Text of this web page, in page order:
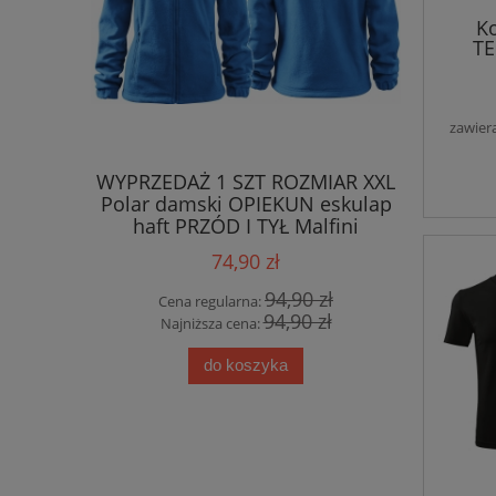
WYPRZEDAŻ 1 SZT ROZMIAR XXL
Polar damski OPIEKUN eskulap
haft PRZÓD I TYŁ Malfini
LAZUROWY
74,90 zł
Cena regularna:94,90 zł
Najniższa cena:94,90 zł
do koszyka
Polar